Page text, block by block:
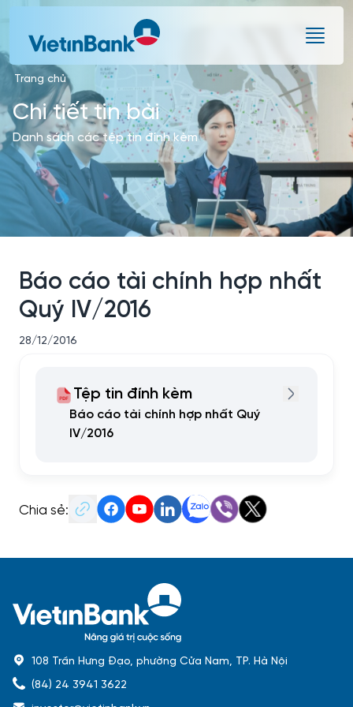
Trang chủ
Chi tiết tin bài
Danh sách các tệp tin đính kèm
Báo cáo tài chính hợp nhất
Quý IV/2016
28/12/2016
Tệp tin đính kèm
Báo cáo tài chính hợp nhất Quý
IV/2016
Chia sẻ:
108 Trần Hưng Đạo, phường Cửa Nam, TP. Hà Nội
(84) 24 3941 3622